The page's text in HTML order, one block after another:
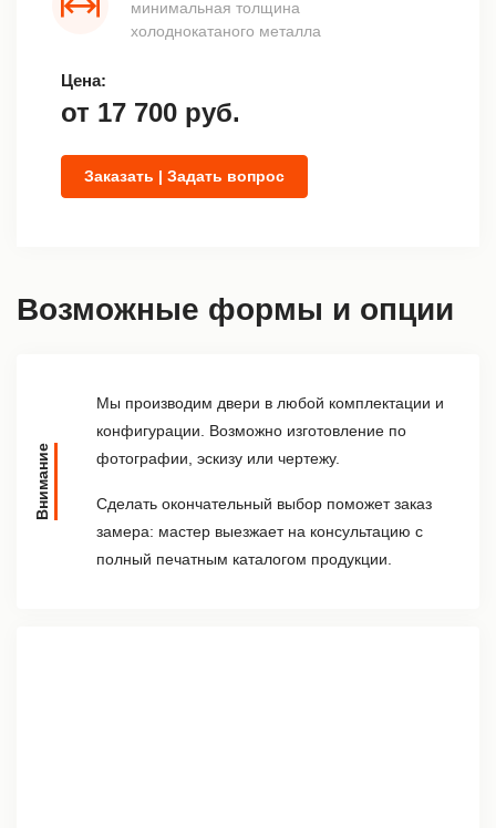
минимальная толщина
холоднокатаного металла
Цена:
от 17 700 руб.
Заказать | Задать вопрос
Возможные формы и опции
Внимание
Мы производим двери в любой комплектации и
конфигурации. Возможно изготовление по
фотографии, эскизу или чертежу.
Сделать окончательный выбор поможет заказ
замера: мастер выезжает на консультацию с
полный печатным каталогом продукции.